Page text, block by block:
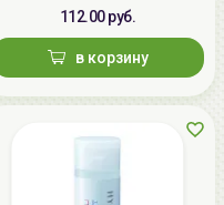
112.00 руб.
в корзину